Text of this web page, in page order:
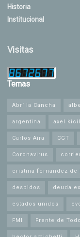
Historia
Institucional
Visitas
Temas
Abrí la Cancha
argentina axel
Carlos Aira CGT
Coronavirus
cristina fernandez de
despidos deuda
estados unidos
FMI Frente de